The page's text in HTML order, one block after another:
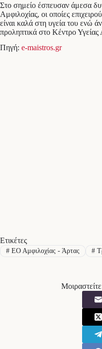
Στο σημείο έσπευσαν άμεσα
Αμφιλοχίας, οι οποίες
είναι καλά στη υγεία του ενώ
προληπτικά στο Κέντρο Υγείας
Πηγή: e-maistros.gr
Ετικέτες
#ΕΟ Αμφιλοχίας - Άρτας #